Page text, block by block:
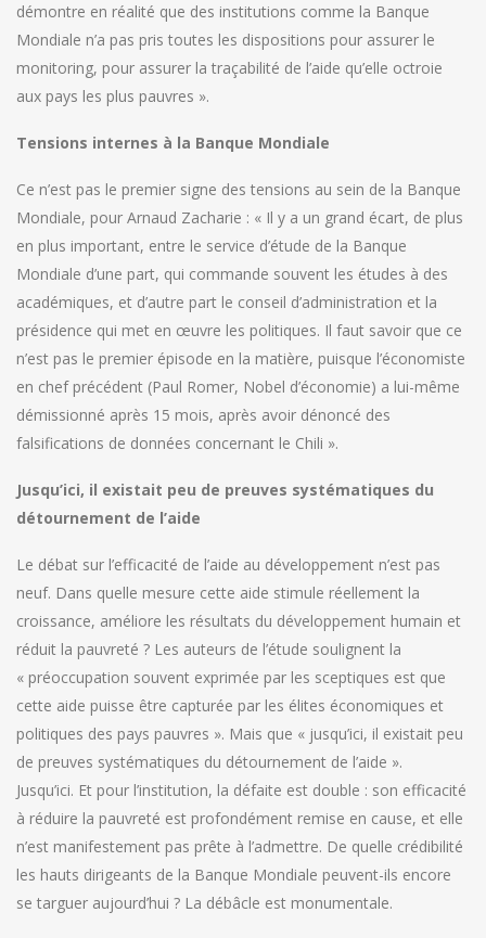
démontre en réalité que des institutions comme la Banque
Mondiale n’a pas pris toutes les dispositions pour assurer le
monitoring, pour assurer la traçabilité de l’aide qu’elle octroie
aux pays les plus pauvres ».
Tensions internes à la Banque Mondiale
Ce n’est pas le premier signe des tensions au sein de la Banque
Mondiale, pour Arnaud Zacharie : « Il y a un grand écart, de plus
en plus important, entre le service d’étude de la Banque
Mondiale d’une part, qui commande souvent les études à des
académiques, et d’autre part le conseil d’administration et la
présidence qui met en œuvre les politiques. Il faut savoir que ce
n’est pas le premier épisode en la matière, puisque l’économiste
en chef précédent (Paul Romer, Nobel d’économie) a lui-même
démissionné après 15 mois, après avoir dénoncé des
falsifications de données concernant le Chili ».
Jusqu’ici, il existait peu de preuves systématiques du
détournement de l’aide
Le débat sur l’efficacité de l’aide au développement n’est pas
neuf. Dans quelle mesure cette aide stimule réellement la
croissance, améliore les résultats du développement humain et
réduit la pauvreté ? Les auteurs de l’étude soulignent la
« préoccupation souvent exprimée par les sceptiques est que
cette aide puisse être capturée par les élites économiques et
politiques des pays pauvres ». Mais que « jusqu’ici, il existait peu
de preuves systématiques du détournement de l’aide ».
Jusqu’ici. Et pour l’institution, la défaite est double : son efficacité
à réduire la pauvreté est profondément remise en cause, et elle
n’est manifestement pas prête à l’admettre. De quelle crédibilité
les hauts dirigeants de la Banque Mondiale peuvent-ils encore
se targuer aujourd’hui ? La débâcle est monumentale.